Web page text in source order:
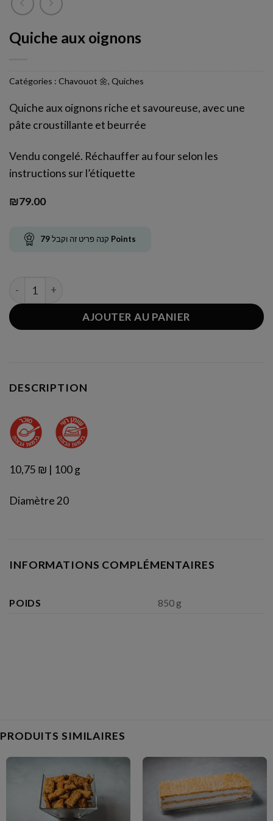
Quiche aux oignons
Catégories : Chavouot 🌼, Quiches
Quiche aux oignons riche et savoureuse, avec une
pâte croustillante et beurrée
Vendu congelé. Réchauffer au four selon les
instructions sur l’étiquette
₪79.00
קנה פריט זה וקבל79 Points
quantité de Quiche aux oignons
AJOUTER AU PANIER
DESCRIPTION
10,75 ₪ | 100 g
Diamètre 20
INFORMATIONS COMPLÉMENTAIRES
POIDS 850 g
PRODUITS SIMILAIRES